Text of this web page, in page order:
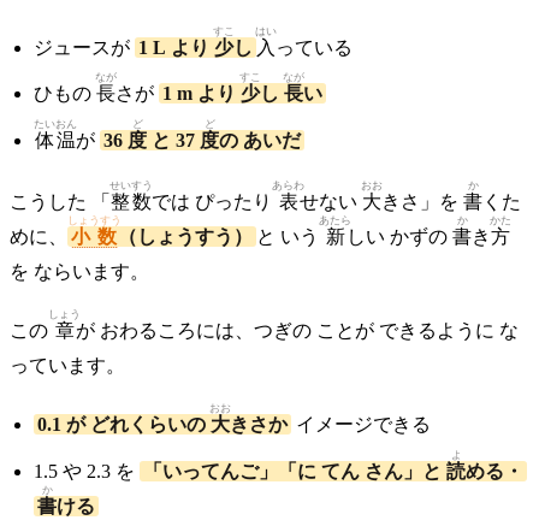
ジュースが 1 L より 少
すこ
し 入
はい
っている
ひもの 長
なが
さが 1 m より 少
すこ
し 長
なが
い
体温
たいおん
が 36 度
ど
と 37 度
ど
の あいだ
こうした 「 整数
せいすう
では ぴったり 表
あらわ
せない 大
おお
きさ」を 書
か
くた
めに、
小数
しょうすう
（しょうすう） と いう 新
あたら
しい かずの 書
か
き方
かた
を ならいます。
この 章
しょう
が おわるころには、つぎの ことが できるように な
っています。
0.1 が どれくらいの 大
おお
きさか イメージできる
1.5 や 2.3 を 「いってんご」「に てん さん」と 読
よ
める・
書
か
ける